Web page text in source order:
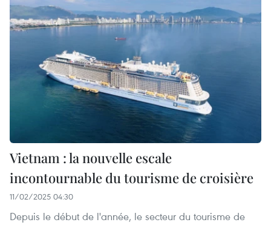
Vietnam : la nouvelle escale
incontournable du tourisme de croisière
11/02/2025 04:30
Depuis le début de l'année, le secteur du tourisme de